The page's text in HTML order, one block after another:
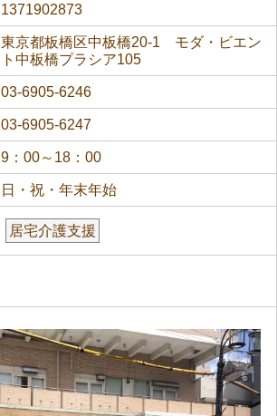
1371902873
東京都板橋区中板橋20-1 モダ・ビエン
ト中板橋プラシア105
03-6905-6246
03-6905-6247
9：00～18：00
日・祝・年末年始
居宅介護支援